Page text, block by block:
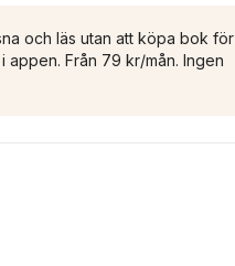
och läs utan att köpa bok för
Från 79 kr/mån. Ingen